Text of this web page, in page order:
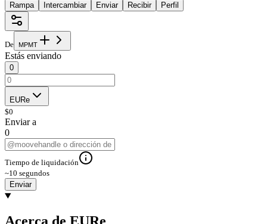
Rampa Intercambiar Enviar Recibir Perfil
De MPMT
Estás enviando
0
EURe
$0
Enviar a
0
Tiempo de liquidación
~10 segundos
Enviar